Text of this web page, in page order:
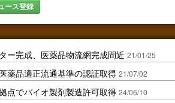
ース登録
ー完成、医薬品物流網完成間近 21/01/25
薬品適正流通基準の認証取得 21/07/02
点でバイオ製剤製造許可取得 24/06/10